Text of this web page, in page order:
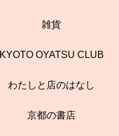
雑貨
KYOTO OYATSU CLUB
わたしと店のはなし
京都の書店